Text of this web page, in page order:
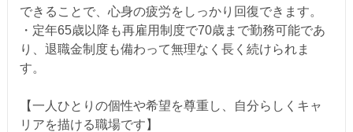
できることで、心身の疲労をしっかり回復できます。
・定年65歳以降も再雇用制度で70歳まで勤務可能であ
り、退職金制度も備わって無理なく長く続けられま
す。
【一人ひとりの個性や希望を尊重し、自分らしくキャ
リアを描ける職場です】